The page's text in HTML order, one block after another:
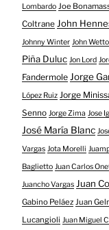
Lombardo Joe
Coltrane John
Johnny Winter John
Piña Duluc Jon Lord
Fandermole Jorge
López Ruiz Jorge
Senno Jorge Zima Jose
José María Blanc
Vargas Jota Morelli
Baglietto Juan Carlos
Juancho Vargas Juan
Gabino Peláez Juan
Lucangioli Juan Miguel